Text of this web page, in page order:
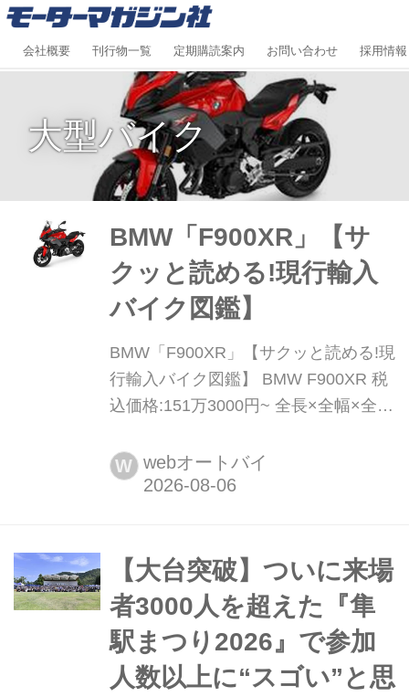
会社概要 刊行物一覧 定期購読案内 お問い合わせ 採用情報
大型バイク
BMW「F900XR」【サ
クッと読める!現行輸入
バイク図鑑】
BMW「F900XR」【サクッと読める!現
行輸入バイク図鑑】 BMW F900XR 税
込価格:151万3000円~ 全長×全幅×全
ス:1535mm シート高:820〈775〉mm
車両重量:228kg ※〈〉はロー仕様 高
ス・...
W webオートバイ
【大台突破】ついに来場
者3000人を超えた『隼
駅まつり2026』で参加
人数以上に“スゴい”と思